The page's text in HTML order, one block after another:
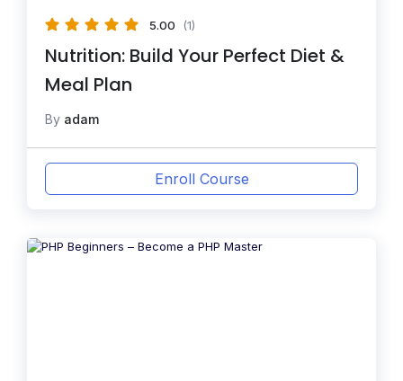
5.00 (1)
Nutrition: Build Your Perfect Diet &
Meal Plan
By adam
Enroll Course